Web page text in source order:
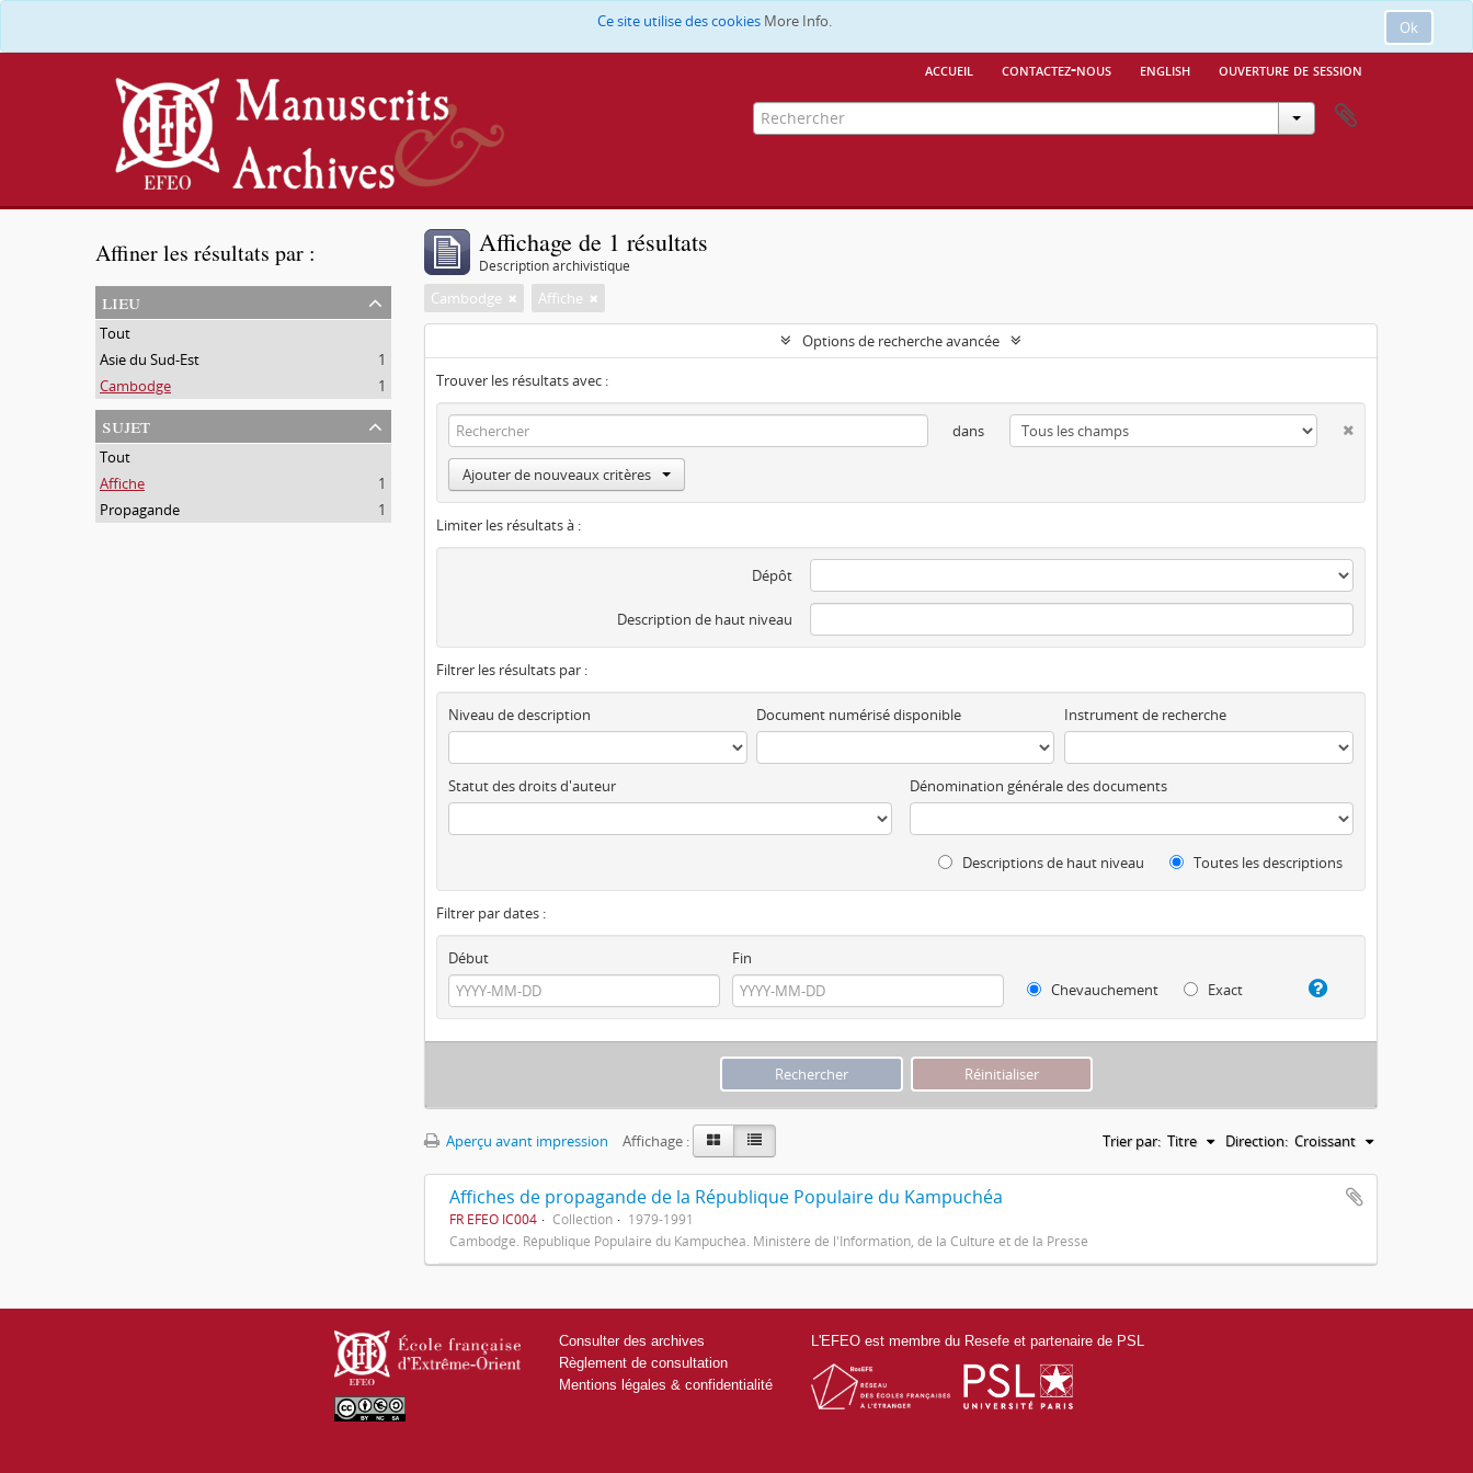
Ok
Ce site utilise des cookies More Info.
accueil contactez-nous english ouverture de session
Affiner les résultats par :
lieu
Tout
Asie du Sud-Est
1
Cambodge
1
sujet
Tout
Affiche
1
Propagande
1
Affichage de 1 résultats
Description archivistique
Cambodge Affiche
Options de recherche avancée
Trouver les résultats avec :
dans
Ajouter de nouveaux critères
Limiter les résultats à :
Dépôt
Description de haut niveau
Filtrer les résultats par :
Niveau de description Document numérisé disponible Instrument de recherche
Statut des droits d'auteur Dénomination générale des documents
Descriptions de haut niveau Toutes les descriptions
Filtrer par dates :
Début
Fin
Chevauchement
Exact
Aperçu avant impression Affichage : Trier par: Titre Direction: Croissant
Affiches de propagande de la République Populaire du Kampuchéa
FR EFEO IC004 Collection
1979-1991
Cambodge. République Populaire du Kampuchéa. Ministère de l'Information, de la Culture et de la Presse
Consulter des archives
Règlement de consultation
Mentions légales & confidentialité
L'EFEO est membre du Resefe et partenaire de PSL